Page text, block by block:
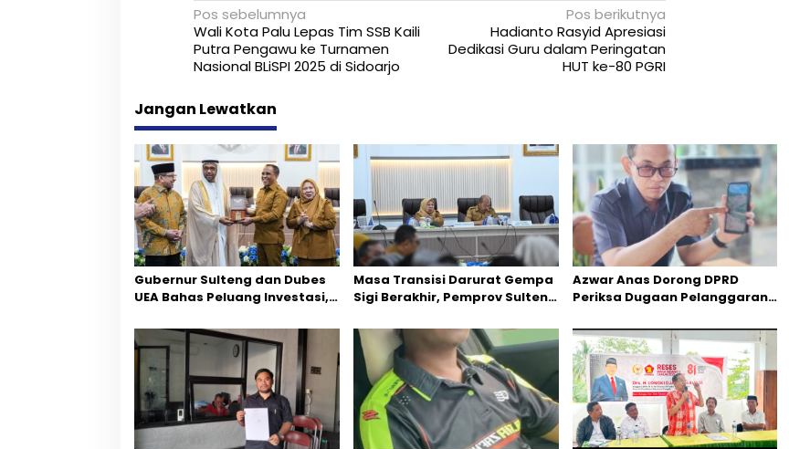
N
a
v
i
g
a
s
i
p
o
s
Pos sebelumnya
Wali Kota Palu Lepas Tim SSB Kaili
Putra Pengawu ke Turnamen
Nasional BLiSPI 2025 di Sidoarjo
Pos berikutnya
Hadianto Rasyid Apresiasi
Dedikasi Guru dalam Peringatan
HUT ke-80 PGRI
Jangan Lewatkan
Gubernur Sulteng dan Dubes
UEA Bahas Peluang Investasi,
Masa Transisi Darurat Gempa
Sigi Berakhir, Pemprov Sulteng
Azwar Anas Dorong DPRD
Periksa Dugaan Pelanggaran
CPM